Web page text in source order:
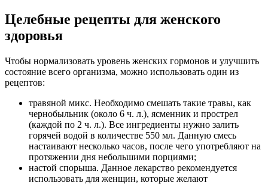
Целебные рецепты для женского
здоровья
Чтобы нормализовать уровень женских гормонов и улучшить
состояние всего организма, можно использовать один из
рецептов:
травяной микс. Необходимо смешать такие травы, как
чернобыльник (около 6 ч. л.), ясменник и прострел
(каждой по 2 ч. л.). Все ингредиенты нужно залить
горячей водой в количестве 550 мл. Данную смесь
настаивают несколько часов, после чего употребляют на
протяжении дня небольшими порциями;
настой спорыша. Данное лекарство рекомендуется
использовать для женщин, которые желают